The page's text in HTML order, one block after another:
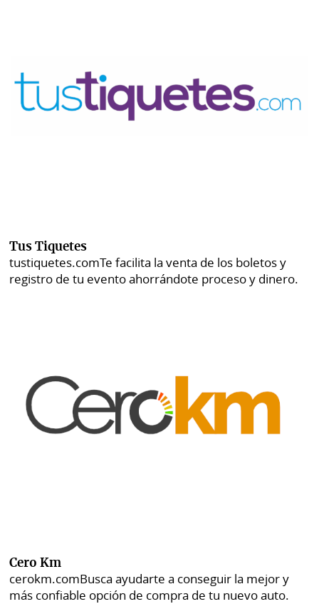
Tus Tiquetes
tustiquetes.comTe facilita la venta de los boletos y
registro de tu evento ahorrándote proceso y dinero.
Cero Km
cerokm.comBusca ayudarte a conseguir la mejor y
más confiable opción de compra de tu nuevo auto.